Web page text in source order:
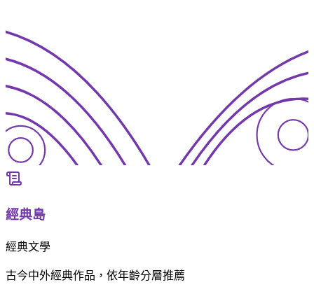
經典島
經典文學
古今中外經典作品，依年齡分層推薦